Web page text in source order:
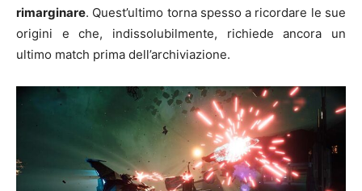
rimarginare. Quest’ultimo torna spesso a ricordare le sue
origini e che, indissolubilmente, richiede ancora un
ultimo match prima dell’archiviazione.